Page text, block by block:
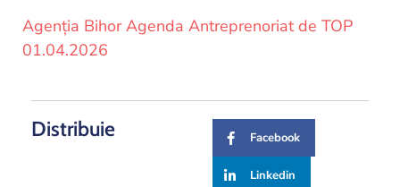
Agenția Bihor Agenda Antreprenoriat de TOP
01.04.2026
Distribuie Facebook
Linkedin